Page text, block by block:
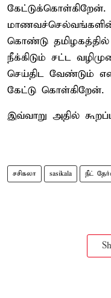
கேட்டுக்கொள்கிறேன்.
மாணவச்செல்வங்களின்
கொண்டு
நீக்கிடும் சட்ட
செய்திட வேண்டும்
கேட்டு கொள்கிறேன்.
இவ்வாறு அதில்
சசிகலா sasikala நீட்